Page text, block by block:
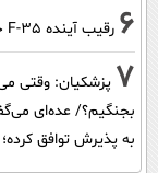
6 رقیب آینده F-35 چه مشخصاتی دارد؟
7 پزشکیان: وقتی
بجنگیم؟/ عده‌ای
به پذیرش توافق